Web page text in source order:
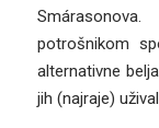
potrošnikom
alternativne
jih (najraje)